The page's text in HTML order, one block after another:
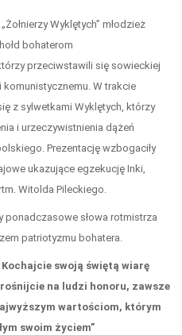
Wyklętych” młodzież
bohaterom
przeciwstawili się sowieckiej
komunistycznemu. W trakcie
z sylwetkami Wyklętych, którzy
i urzeczywistnienia dążeń
Prezentację wzbogaciły
ukazujące egzekucję Inki,
Witolda Pileckiego.
ponadczasowe słowa rotmistrza
patriotyzmu bohatera.
swoją świętą wiarę
na ludzi honoru, zawsze
wartościom, którym
swoim życiem”